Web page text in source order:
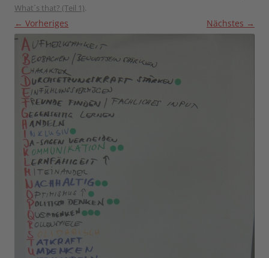
What´s that? (Teil 1).
← Vorheriges Nächstes →